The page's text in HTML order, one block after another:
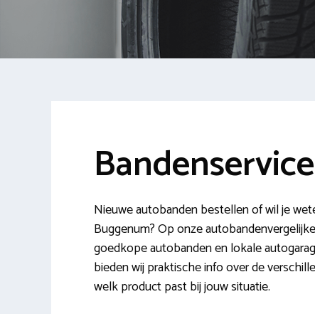
Nieuwe autobanden bestellen of wil je
Buggenum? Op onze
goedkope autobanden en lokale
bieden wij praktische info over de
welk product past bij jouw situatie.